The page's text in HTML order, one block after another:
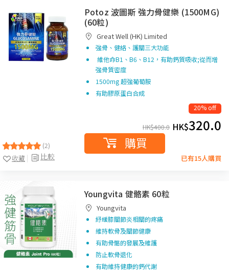
(2)
比較
收藏
Potoz 波圖斯 強力骨健樂 (1500MG)
(60粒)
Great Well (HK) Limited
強骨、健絡、護關三大功能
維他命B1、B6、B12，有助鈣質吸收;從而增
強骨質密度
1500mg 超強葡萄胺
有助膠原蛋白合成
20% off
HK$400.0 HK$320.0
購買
已有15人購買
Youngvita 健骼素 60粒
Youngvita
紓緩膝關節炎相關的疼痛
維持軟骨及關節健康
有助骨骼的發展及維護
防止軟骨退化
有助維持健康的鈣代謝